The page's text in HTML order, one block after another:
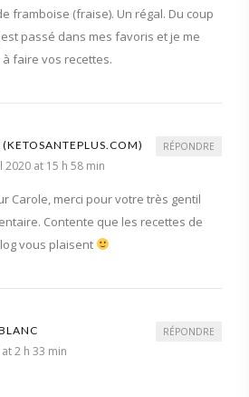
framboise (fraise). Un régal. Du coup
passé dans mes favoris et je me
faire vos recettes.
2020 at 15 h 58 min
Carole, merci pour votre très gentil
Contente que les recettes de
vous plaisent
RÉPONDRE
2 h 33 min
RÉPONDRE